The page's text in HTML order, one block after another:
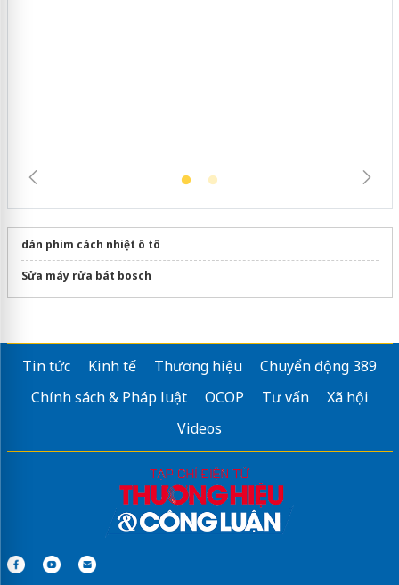
dán phim cách nhiệt ô tô
Sửa máy rửa bát bosch
Tin tức Kinh tế Thương hiệu
Chuyển động 389
Chính sách & Pháp luật
OCOP Tư vấn
Xã hội
Videos